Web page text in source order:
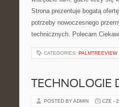
Strona prezentuje bogatą
potrzeby nowoczesnego
technicznych. Polecam
CATEGORIES: PALMTREEVIEW
TECHNOLOGIE
POSTED BY ADMIN CZE -